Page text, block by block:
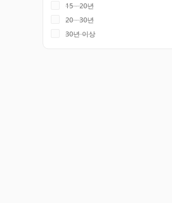
15 - 20년
20 - 30년
30년 이상